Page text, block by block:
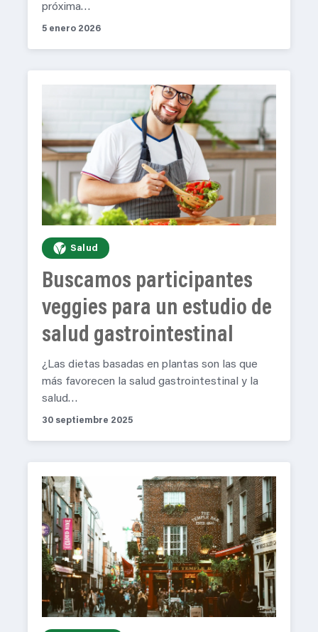
próxima…
5 enero 2026
Salud
Buscamos participantes
veggies para un estudio de
salud gastrointestinal
¿Las dietas basadas en plantas son las que
más favorecen la salud gastrointestinal y la
salud…
30 septiembre 2025